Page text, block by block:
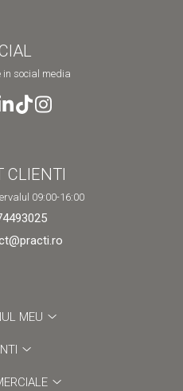
in social media
CLIENTI
09:00-16:00
MEU